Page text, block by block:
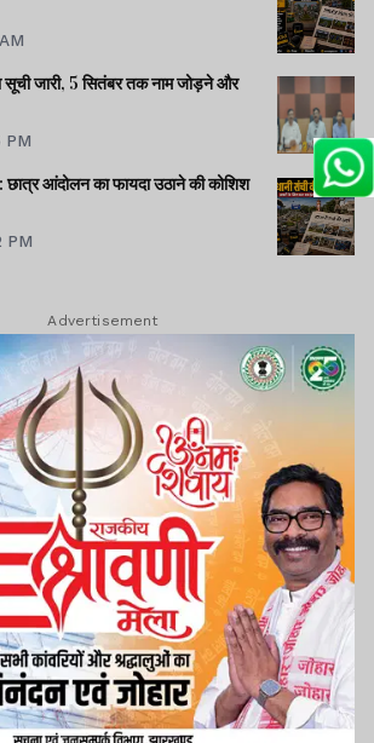
सूची जारी, 5 सितंबर तक नाम जोड़ने और
PM
आंदोलन का फायदा उठाने की कोशिश
PM
Advertisement